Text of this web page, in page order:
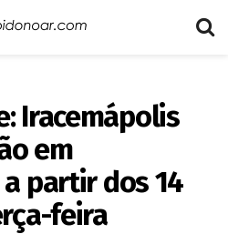
Iracemápolis
em
partir dos 14
feira